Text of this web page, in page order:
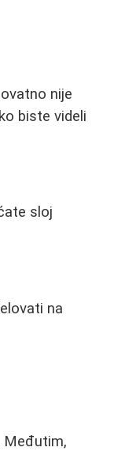
nije
biste videli
sloj
na
Međutim,